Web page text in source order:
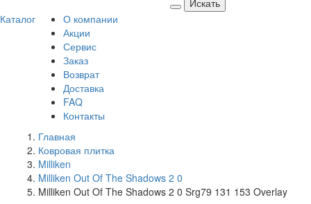
Каталог
О компании
Акции
Сервис
Заказ
Возврат
Доставка
FAQ
Контакты
Главная
Ковровая плитка
Milliken
Milliken Out Of The Shadows 2 0
Milliken Out Of The Shadows 2 0 Srg79 131 153 Overlay